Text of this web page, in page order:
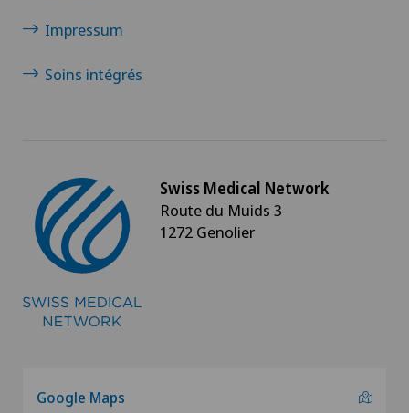
Impressum
Soins intégrés
Swiss Medical Network
Route du Muids 3
1272 Genolier
Google Maps